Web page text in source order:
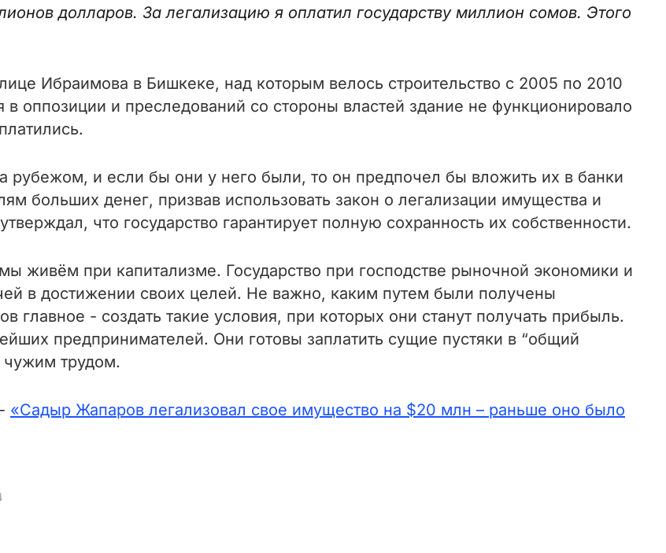
долларов. За легализацию я оплатил государству миллион сомов. Этого
Ибраимова в Бишкеке, над которым велось строительство с 2005 по 2010
оппозиции и преследований со стороны властей здание не функционировало
рубежом, и если бы они у него были, то он предпочел бы вложить их в банки
больших денег, призвав использовать закон о легализации имущества и
что государство гарантирует полную сохранность их собственности.
живём при капитализме. Государство при господстве рыночной экономики и
в достижении своих целей. Не важно, каким путем были получены
- создать такие условия, при которых они станут получать прибыль.
предпринимателей. Они готовы заплатить сущие пустяки в “общий
чужим трудом.
«Садыр Жапаров легализовал свое имущество на $20 млн – раньше оно было